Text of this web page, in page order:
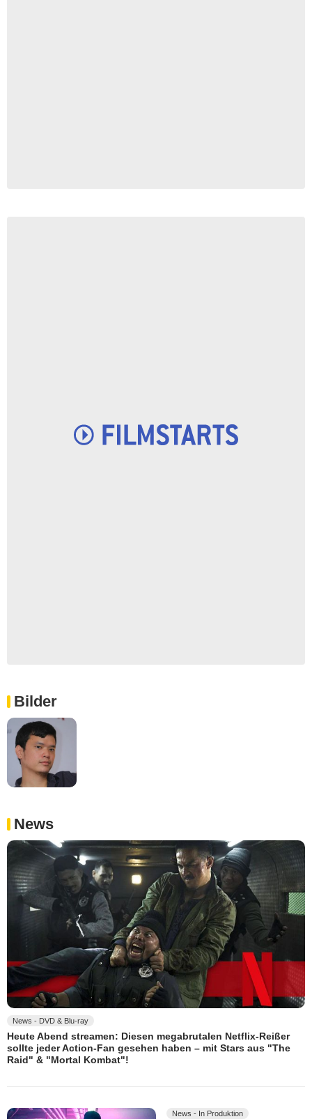
Bilder
News
News - DVD & Blu-ray
Heute Abend streamen: Diesen megabrutalen Netflix-Reißer
sollte jeder Action-Fan gesehen haben – mit Stars aus "The
Raid" & "Mortal Kombat"!
News - In Produktion